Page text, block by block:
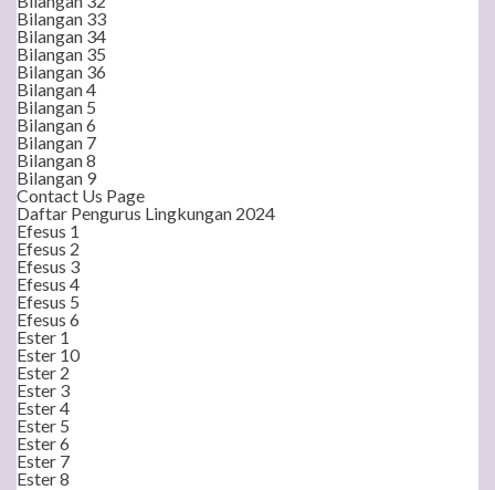
Bilangan 33
Bilangan 34
Bilangan 35
Bilangan 36
Bilangan 4
Bilangan 5
Bilangan 6
Bilangan 7
Bilangan 8
Bilangan 9
Contact Us Page
Daftar Pengurus Lingkungan 2024
Efesus 1
Efesus 2
Efesus 3
Efesus 4
Efesus 5
Efesus 6
Ester 1
Ester 10
Ester 2
Ester 3
Ester 4
Ester 5
Ester 6
Ester 7
Ester 8